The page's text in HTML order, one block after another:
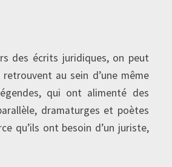
des écrits juridiques, on peut
au sein d’une même
qui ont alimenté des
dramaturges et poètes
qu’ils ont besoin d’un juriste,